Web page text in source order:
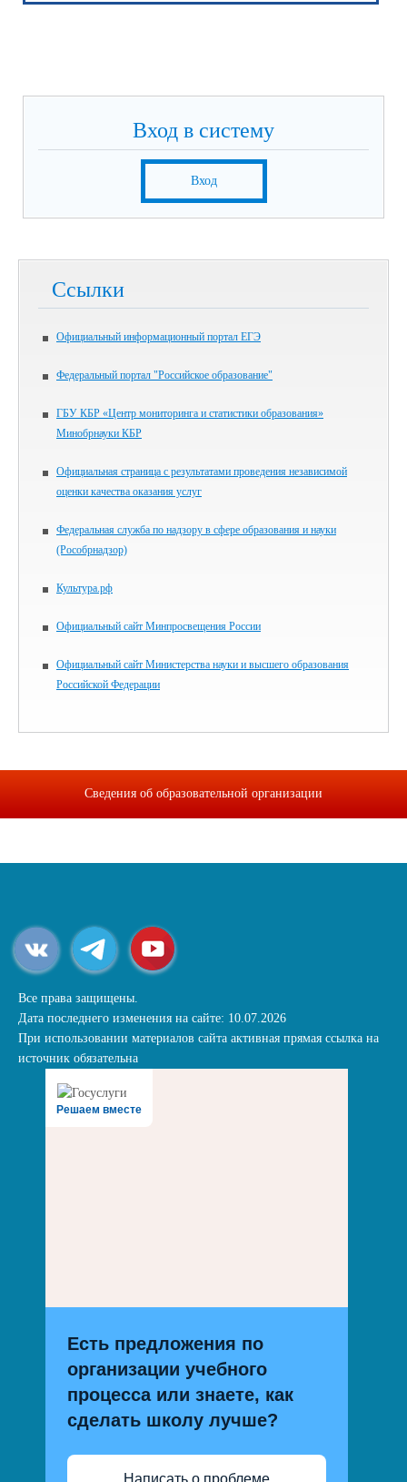
Вход в систему
Вход
Ссылки
Официальный информационный портал ЕГЭ
Федеральный портал "Российское образование"
ГБУ КБР «Центр мониторинга и статистики образования»
Минобрнауки КБР
Официальная страница с результатами проведения независимой
оценки качества оказания услуг
Федеральная служба по надзору в сфере образования и науки
(Рособрнадзор)
Культура.рф
Официальный сайт Минпросвещения России
Официальный сайт Министерства науки и высшего образования
Российской Федерации
Сведения об образовательной организации
Все права защищены.
Дата последнего изменения на сайте: 10.07.2026
При использовании материалов сайта активная прямая ссылка на
источник обязательна
Решаем вместе
Есть предложения по
организации учебного
процесса или знаете, как
сделать школу лучше?
Написать о проблеме